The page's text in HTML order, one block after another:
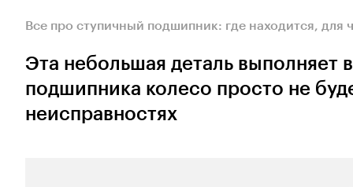
Все про ступичный подшипник: где находится, для
Эта небольшая деталь
подшипника колесо просто не
неисправностях